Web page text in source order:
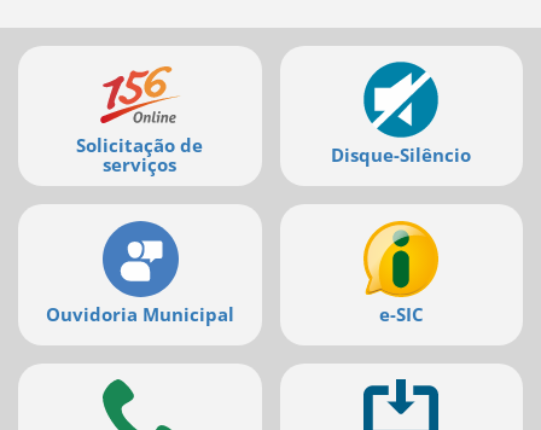
Mais
serviços
Solicitação de
serviços
Disque-Silêncio
Ouvidoria Municipal e-SIC